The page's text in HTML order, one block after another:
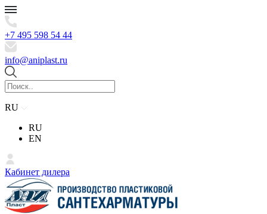
+7 495 598 54 44
info@aniplast.ru
RU
RU
EN
Кабинет дилера